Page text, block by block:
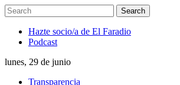
Hazte socio/a de El Faradio
Podcast
lunes, 29 de junio
Transparencia